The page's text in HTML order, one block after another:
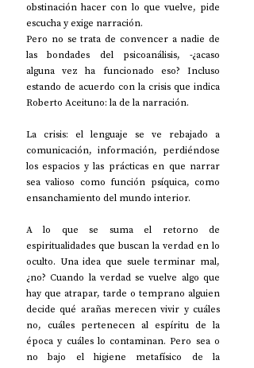
obstinación hacer con lo que vuelve, pide
escucha y exige narración.
Pero no se trata de convencer a nadie de
las bondades del psicoanálisis, -¿acaso
alguna vez ha funcionado eso? Incluso
estando de acuerdo con la crisis que indica
Roberto Aceituno: la de la narración.
La crisis: el lenguaje se ve rebajado a
comunicación, información, perdiéndose
los espacios y las prácticas en que narrar
sea valioso como función psíquica, como
ensanchamiento del mundo interior.
A lo que se suma el retorno de
espiritualidades que buscan la verdad en lo
oculto. Una idea que suele terminar mal,
¿no? Cuando la verdad se vuelve algo que
hay que atrapar, tarde o temprano alguien
decide qué arañas merecen vivir y cuáles
no, cuáles pertenecen al espíritu de la
época y cuáles lo contaminan. Pero sea o
no bajo el higiene metafísico de la